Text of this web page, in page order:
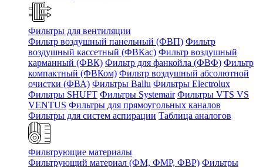
Фильтры для вентиляции
Фильтр воздушный панельный (ФВП) Фильтр
воздушный кассетный (ФВКас) Фильтр воздушный
карманный (ФВК) Фильтр для фанкойла (ФВФ) Фильтр
компактный (ФВКом) Фильтр воздушный абсолютной
очистки (ФВА) Фильтры Ballu Фильтры Electrolux
Фильтры SHUFT Фильтры Systemair Фильтры VTS VS
VENTUS Фильтры для прямоугольных каналов
Фильтры для систем аспирации Таблица аналогов
Фильтрующие материалы
Фильтрующий материал (ФМ, ФМР, ФВР) Фильтры